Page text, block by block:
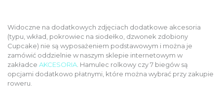
Widoczne na dodatkowych zdjęciach dodatkowe akcesoria
(typu, wkład, pokrowiec na siodełko, dzwonek zdobiony
Cupcake) nie są wyposażeniem podstawowym i można je
zamówić oddzielnie w naszym sklepie internetowym w
zakładce AKCESORIA . Hamulec rolkowy czy 7 biegów są
opcjami dodatkowo płatnymi, które można wybrać przy zakupie
roweru.